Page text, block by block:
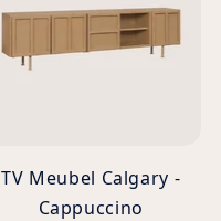
TV Meubel Calgary -
Cappuccino